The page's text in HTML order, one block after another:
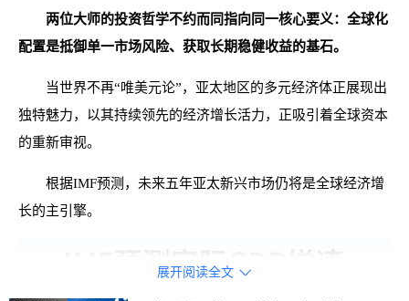
两位大师的投资哲学不约而同指向同一核心要义： 全球化
配置是抵御单一市场风险、获取长期稳健收益的基石。
当世界不再“唯美元论”，亚太地区的多元经济体正展现出
独特魅力，以其持续领先的经济增长活力，正吸引着全球资本
的重新审视。
根据IMF预测，未来五年亚太新兴市场仍将是全球经济增
长的主引擎。
展开阅读全文 